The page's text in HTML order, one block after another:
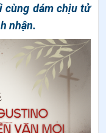
cùng dám chịu tử
nhận.